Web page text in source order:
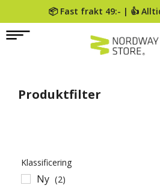
📦 Fast frakt 49:- | 👍
Produktfilter
Klassificering
Ny (2)